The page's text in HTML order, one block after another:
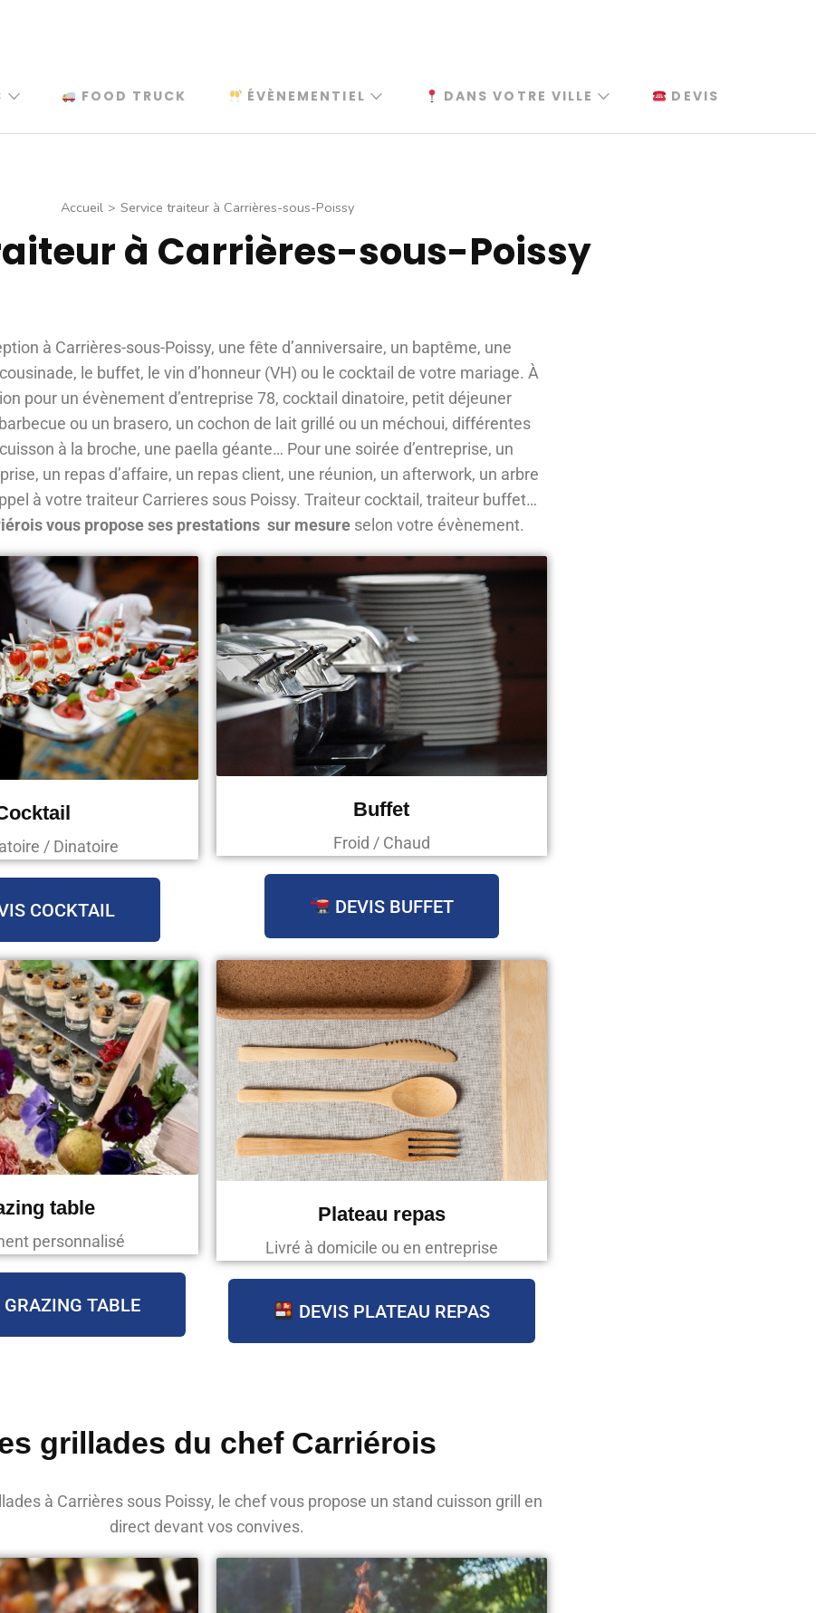
FOOD TRUCK ÉVÈNEMENTIEL DANS VOTRE VILLE DEVIS
Accueil > Service traiteur à Carrières-sous-Poissy
à Carrières-sous-Poissy
à Carrières-sous-Poissy, une fête d’anniversaire, un baptême, une
le buffet, le vin d’honneur (VH) ou le cocktail de votre mariage. À
pour un évènement d’entreprise 78, cocktail dinatoire, petit déjeuner
ou un brasero, un cochon de lait grillé ou un méchoui, différentes
à la broche, une paella géante… Pour une soirée d’entreprise, un
un repas d’affaire, un repas client, une réunion, un afterwork, un arbre
à votre traiteur Carrieres sous Poissy. Traiteur cocktail, traiteur buffet…
vous propose ses prestations sur mesureselon votre évènement.
/ Dinatoire
COCKTAIL
Buffet
Froid / Chaud
DEVIS BUFFET
table
personnalisé
GRAZING TABLE
Plateau repas
Livré à domicile ou en entreprise
DEVIS PLATEAU REPAS
grillades du chef Carriérois
à Carrières sous Poissy, le chef vous propose un stand cuisson grill en
direct devant vos convives.